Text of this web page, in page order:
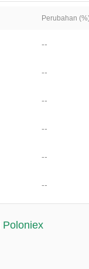
Perubahan
--
--
--
--
--
--
Poloniex